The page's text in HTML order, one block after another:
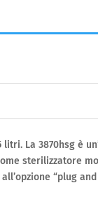
litri. La 3870hsg è
sterilizzatore
“plug